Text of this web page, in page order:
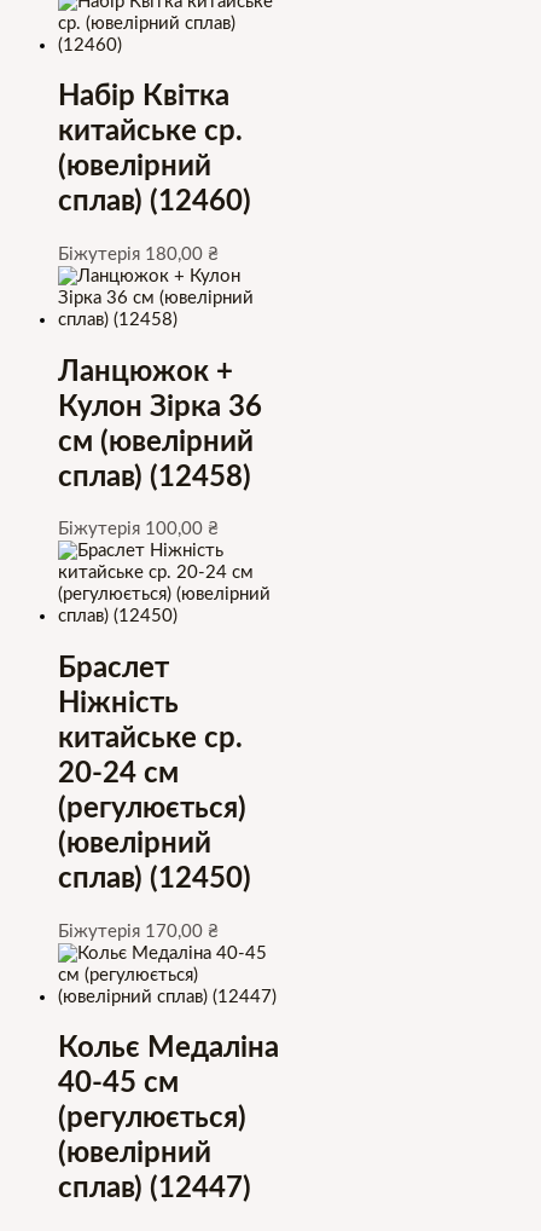
Набір Квітка
китайське ср.
(ювелірний
сплав) (12460)
Біжутерія 180,00 ₴
Ланцюжок +
Кулон Зірка 36
см (ювелірний
сплав) (12458)
Біжутерія 100,00 ₴
Браслет
Ніжність
китайське ср.
20-24 см
(регулюється)
(ювелірний
сплав) (12450)
Біжутерія 170,00 ₴
Кольє Медаліна
40-45 см
(регулюється)
(ювелірний
сплав) (12447)